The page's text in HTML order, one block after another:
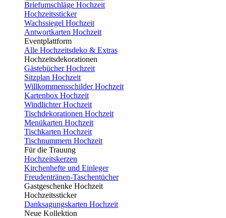
Briefumschläge Hochzeit
Hochzeitssticker
Wachssiegel Hochzeit
Antwortkarten Hochzeit
Eventplattform
Alle Hochzeitsdeko & Extras
Hochzeitsdekorationen
Gästebücher Hochzeit
Sitzplan Hochzeit
Willkommensschilder Hochzeit
Kartenbox Hochzeit
Windlichter Hochzeit
Tischdekorationen Hochzeit
Menükarten Hochzeit
Tischkarten Hochzeit
Tischnummern Hochzeit
Für die Trauung
Hochzeitskerzen
Kirchenhefte und Einleger
Freudentränen-Taschentücher
Gastgeschenke Hochzeit
Hochzeitssticker
Danksagungskarten Hochzeit
Neue Kollektion